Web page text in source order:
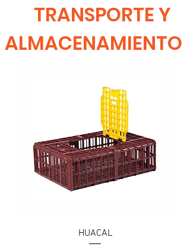
TRANSPORTE Y
ALMACENAMIENTO
HUACAL